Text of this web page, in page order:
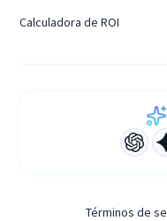
Calculadora de ROI
Términos de